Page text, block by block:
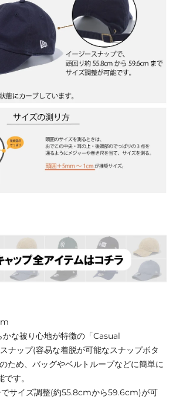
な被り心地が特徴の「Casual
ナップ(容易な着脱が可能なスナップボタ
ため、バッグやベルトループなどに簡単に
す。
でサイズ調整(約55.8cmから59.6cm)が可